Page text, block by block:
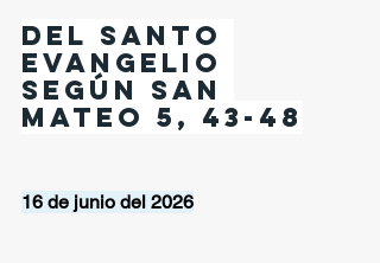
Del santo
Evangelio
según san
Mateo 5, 43-48
16 de junio del 2026